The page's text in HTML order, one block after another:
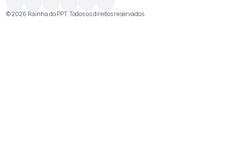
© 2026 Rainha do PPT. Todos os direitos reservados.